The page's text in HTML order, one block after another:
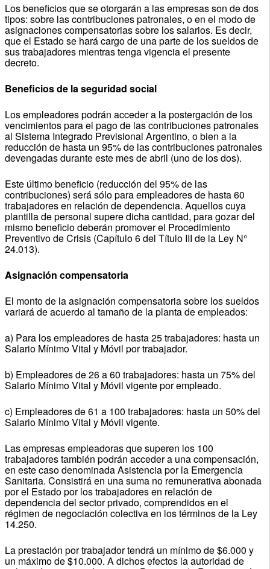
Los beneficios que se otorgarán a las empresas son de dos
tipos: sobre las contribuciones patronales, o en el modo de
asignaciones compensatorias sobre los salarios. Es decir,
que el Estado se hará cargo de una parte de los sueldos de
sus trabajadores mientras tenga vigencia el presente
decreto.
Beneficios de la seguridad social
Los empleadores podrán acceder a la postergación de los
vencimientos para el pago de las contribuciones patronales
al Sistema Integrado Previsional Argentino, o bien a la
reducción de hasta un 95% de las contribuciones patronales
devengadas durante este mes de abril (uno de los dos).
Este último beneficio (reducción del 95% de las
contribuciones) será sólo para empleadores de hasta 60
trabajadores en relación de dependencia. Aquellos cuya
plantilla de personal supere dicha cantidad, para gozar del
mismo beneficio deberán promover el Procedimiento
Preventivo de Crisis (Capítulo 6 del Título III de la Ley N°
24.013).
Asignación compensatoria
El monto de la asignación compensatoria sobre los sueldos
variará de acuerdo al tamaño de la planta de empleados:
a) Para los empleadores de hasta 25 trabajadores: hasta un
Salario Mínimo Vital y Móvil por trabajador.
b) Empleadores de 26 a 60 trabajadores: hasta un 75% del
Salario Mínimo Vital y Móvil vigente por empleado.
c) Empleadores de 61 a 100 trabajadores: hasta un 50% del
Salario Mínimo Vital y Móvil vigente.
Las empresas empleadoras que superen los 100
trabajadores también podrán acceder a una compensación,
en este caso denominada Asistencia por la Emergencia
Sanitaria. Consistirá en una suma no remunerativa abonada
por el Estado por los trabajadores en relación de
dependencia del sector privado, comprendidos en el
régimen de negociación colectiva en los términos de la Ley
14.250.
La prestación por trabajador tendrá un mínimo de $6.000 y
un máximo de $10.000. A dichos efectos la autoridad de